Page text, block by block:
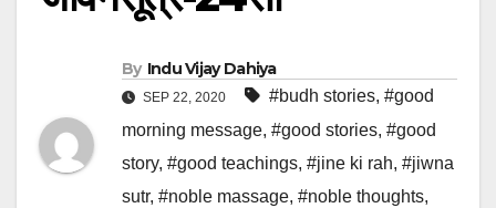
By Indu Vijay Dahiya
SEP 22, 2020 #budh stories, #good
morning message, #good stories, #good
story, #good teachings, #jine ki rah, #jiwna
sutr, #noble massage, #noble thoughts,